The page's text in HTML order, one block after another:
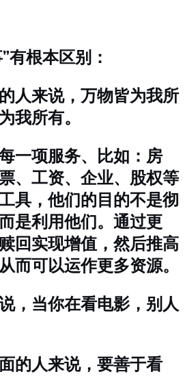
有根本区别：
人来说，万物皆为我所
我所有。
一项服务、比如：房
、工资、企业、股权等
具，他们的目的不是彻
是利用他们。通过更
回实现增值，然后推高
而可以运作更多资源。
，当你在看电影，别人
的人来说，要善于看